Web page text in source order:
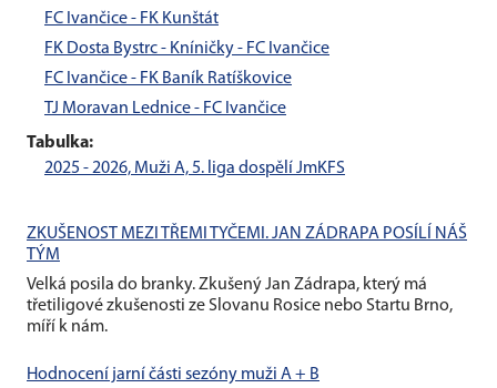
FC Ivančice - FK Kunštát
FK Dosta Bystrc - Kníničky - FC Ivančice
FC Ivančice - FK Baník Ratíškovice
TJ Moravan Lednice - FC Ivančice
Tabulka:
2025 - 2026, Muži A, 5. liga dospělí JmKFS
ZKUŠENOST MEZI TŘEMI TYČEMI. JAN ZÁDRAPA POSÍLÍ NÁŠ
TÝM
Velká posila do branky. Zkušený Jan Zádrapa, který má
třetiligové zkušenosti ze Slovanu Rosice nebo Startu Brno,
míří k nám.
Hodnocení jarní části sezóny muži A + B